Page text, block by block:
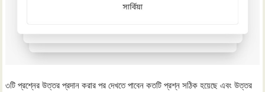
৩টি প্রশ্নের উত্তর প্রদান করার পর দেখতে পাবেন কতটি প্রশ্ন সঠিক হয়েছে এবং উত্তর